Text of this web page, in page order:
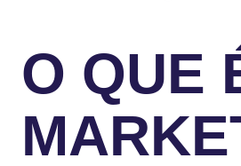
O QUE